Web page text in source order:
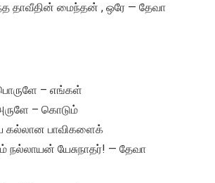
தாவீதின் மைந்தன் , ஒரே — தேவா
– எங்கள்
– கொடும்
கல்லான பாவிகளைக்
நல்லாயன் யேசுநாதர்! — தேவா